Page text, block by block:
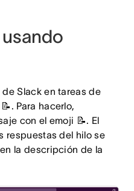
Slack en tareas de
Para hacerlo,
con el emoji 📝. El
respuestas del hilo se
la descripción de la